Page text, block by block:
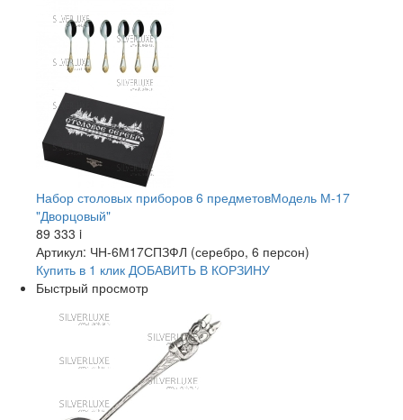
Набор столовых приборов 6 предметовМодель М-17
"Дворцовый"
89 333 i
Артикул: ЧН-6М17СПЗФЛ (серебро, 6 персон)
Купить в 1 клик ДОБАВИТЬ В КОРЗИНУ
Быстрый просмотр